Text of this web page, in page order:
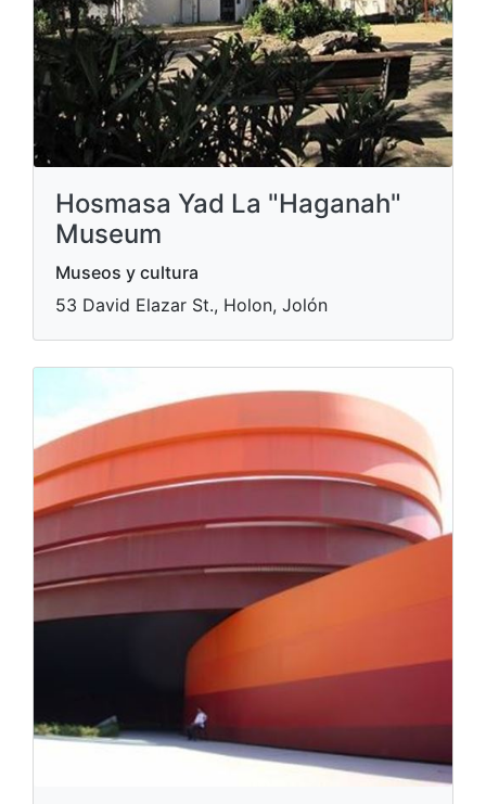
Hosmasa Yad La "Haganah"
Museum
Museos y cultura
53 David Elazar St., Holon, Jolón